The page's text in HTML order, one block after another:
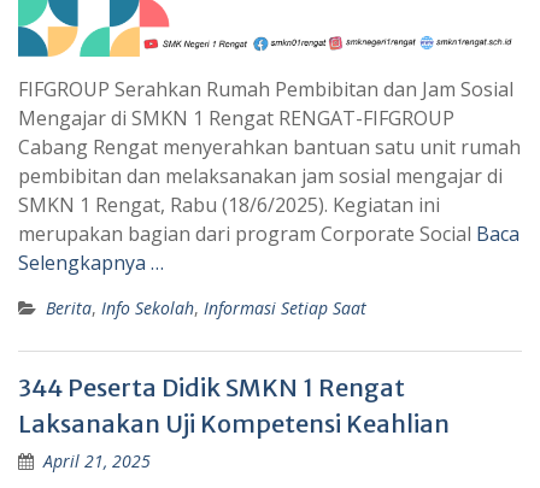
FIFGROUP Serahkan Rumah Pembibitan dan Jam Sosial
Mengajar di SMKN 1 Rengat RENGAT-FIFGROUP
Cabang Rengat menyerahkan bantuan satu unit rumah
pembibitan dan melaksanakan jam sosial mengajar di
SMKN 1 Rengat, Rabu (18/6/2025). Kegiatan ini
merupakan bagian dari program Corporate Social Baca
Selengkapnya …
Berita, Info Sekolah, Informasi Setiap Saat
344 Peserta Didik SMKN 1 Rengat
Laksanakan Uji Kompetensi Keahlian
April 21, 2025